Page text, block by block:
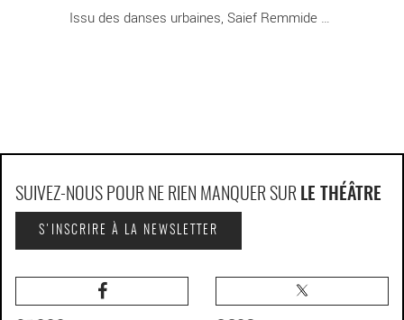
Issu des danses urbaines, Saief Remmide est [...]
SUIVEZ-NOUS POUR NE RIEN MANQUER SUR LE THÉÂTRE
S'INSCRIRE À LA NEWSLETTER